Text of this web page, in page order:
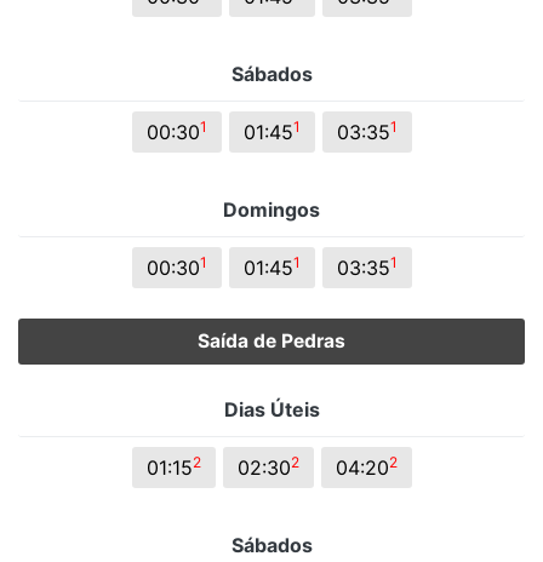
Sábados
00:301 01:451 03:351
Domingos
00:301 01:451 03:351
Saída de Pedras
Dias Úteis
01:152 02:302 04:202
Sábados